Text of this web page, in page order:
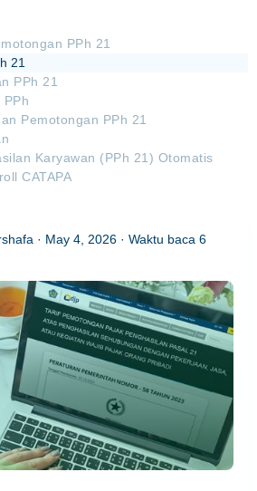
PPh 21
21
PPh 21
Pemotongan PPh 21
Karyawan (PPh 21) Otomatis
CATAPA
· May 4, 2026 · Waktu baca 6